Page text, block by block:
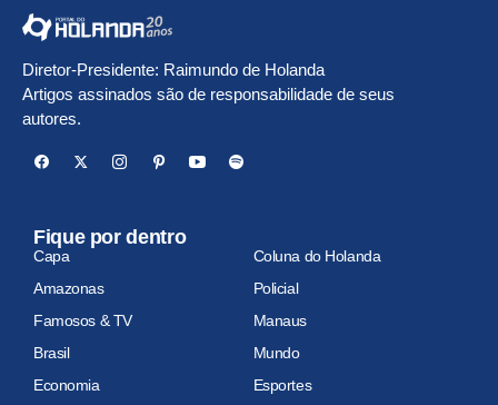
Diretor-Presidente: Raimundo de Holanda
Artigos assinados são de responsabilidade de seus
autores.
Fique por dentro
Capa
Coluna do Holanda
Amazonas
Policial
Famosos & TV
Manaus
Brasil
Mundo
Economia
Esportes